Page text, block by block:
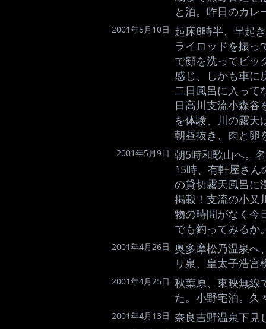
と泊。昨日のカレ
2001年5月10日 起床8時半、早起
ライロッドを振っ
で顔を洗ってビッ
感じ、しかも車に
二日風呂に入って
日高川支流小森谷
を体験、川の露天
朝昼抜き、肉と卵
2001年5月9日 朝5時和歌山へ。
15時、有軒屋さ
の貸切露天風呂に
掲載！支流の小又
物の時間がなく今
でも釣ってみるか
2001年4月26日 奥多摩松乃温泉へ
リ泉、皇太子浩
2001年4月25日 秋葉原、東映無線
た。小野宅泊。久
2001年4月13日 奈良吉野温泉下見